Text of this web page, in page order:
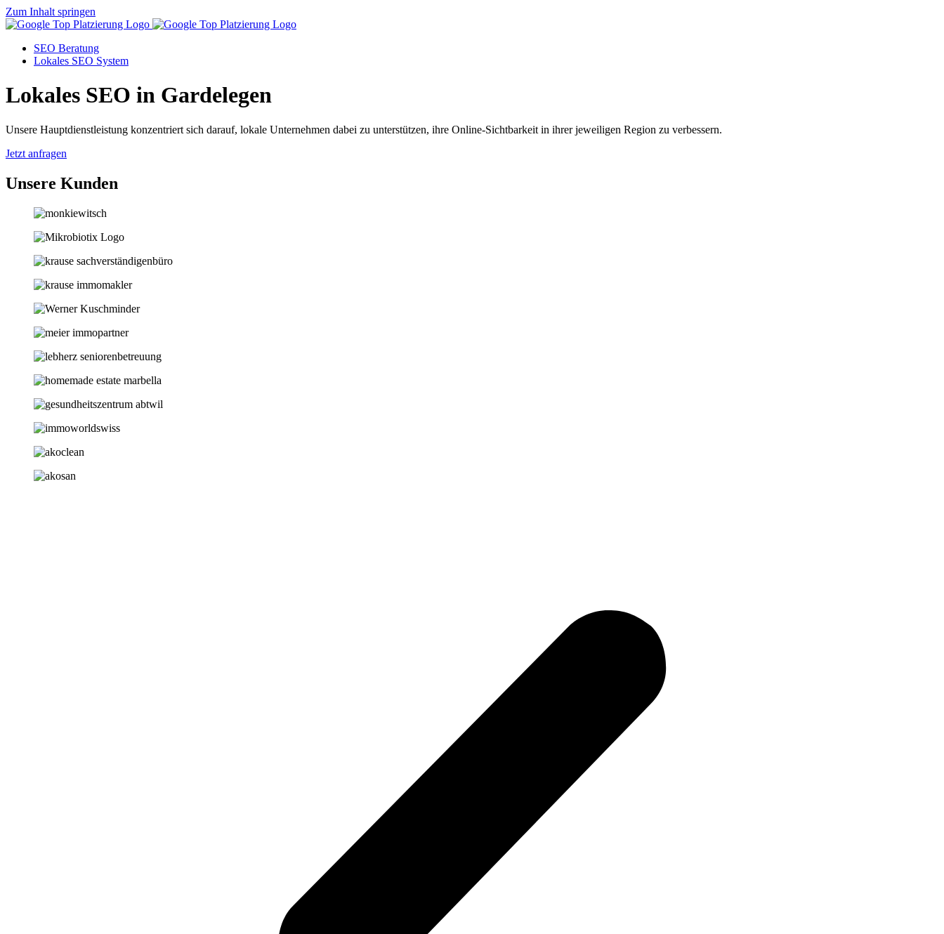
Zum Inhalt springen
SEO Beratung
Lokales SEO System
Lokales SEO in Gardelegen
Unsere Hauptdienstleistung konzentriert sich darauf, lokale Unternehmen dabei zu unterstützen, ihre Online-Sichtbarkeit in ihrer jeweiligen Region zu verbessern.
Jetzt anfragen
Unsere Kunden